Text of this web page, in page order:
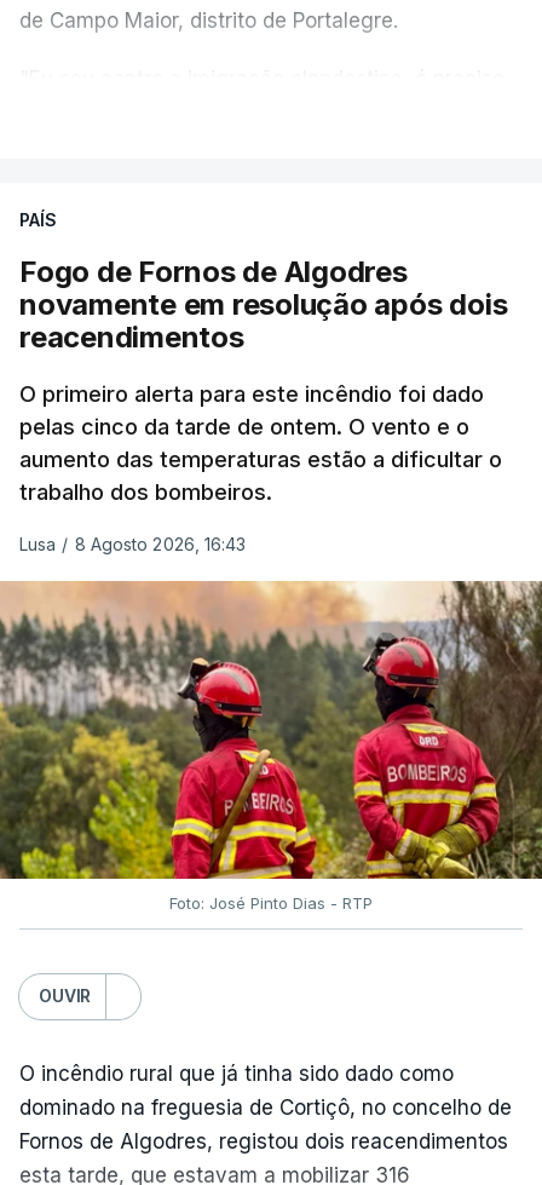
de Campo Maior, distrito de Portalegre.
nada disto é incompatível com tratarmos com
crianças", acrescentou.
António José Seguro mostrou dúvidas sobre se é
ERRO100
ESTE CONTEÚDO ESTÁ NESTE
MOMENTO INDISPONÍVEL
O Chega considerou "de uma enorme gravidade" a
decisão do Presidente da Repúblicade enviar para
o Tribunal Constitucional o decreto sobre retorno
de estrangeiros, sustentando tratar-se de "uma
irresponsabilidade".
Na sexta-feira, a Presidência da República
Tribunal Constitucional a fiscalização preventiva do
detenção e retorno de estrangeiros, aprovado com
votos a favor de PSD, IL e CDS-PP e a abstenção
do Chega.
PAÍS
Fogo de Fornos de Algodres
novamente em resolução após dois
reacendimentos
O primeiro alerta para este incêndio foi dado
pelas cinco da tarde de ontem. O vento e o
aumento das temperaturas estão a dificultar o
trabalho dos bombeiros.
Lusa / 8 Agosto 2026, 16:43
Foto: José Pinto Dias - RTP
OUVIR
O incêndio rural que já tinha sido dado como
dominado na freguesia de Cortiçô, no concelho de
Fornos de Algodres, registou dois reacendimentos
esta tarde, que estavam a mobilizar 316